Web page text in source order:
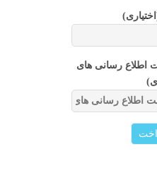
اطلاع رسانی های